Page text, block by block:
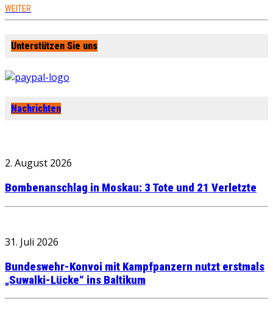
WEITER
Unterstützen Sie uns
Nachrichten
2. August 2026
Bombenanschlag in Moskau: 3 Tote und 21 Verletzte
31. Juli 2026
Bundeswehr-Konvoi mit Kampfpanzern nutzt erstmals
„Suwalki-Lücke“ ins Baltikum